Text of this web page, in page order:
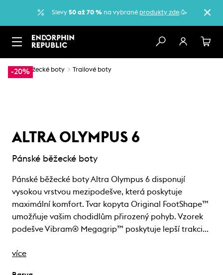
Slevy 50 až 70 % na vybrané produkty zde.🥳
-20%
… Běžecké boty Trailové boty
ALTRA OLYMPUS 6
Pánské běžecké boty
Pánské běžecké boty Altra Olympus 6 disponují
vysokou vrstvou mezipodešve, která poskytuje
maximální komfort. Tvar kopyta Original FootShape™
umožňuje vašim chodidlům přirozený pohyb. Vzorek
podešve Vibram® Megagrip™ poskytuje lepší trakci…
více